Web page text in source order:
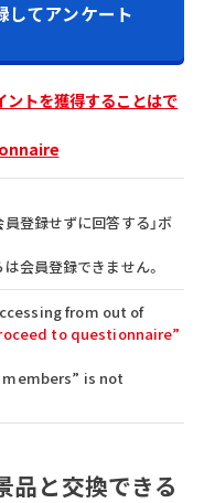
してアンケート
ントを獲得することはで
登録せずに回答する」ボ
会員登録できません。
from out of
to questionnaire”
is not
品と交換できる